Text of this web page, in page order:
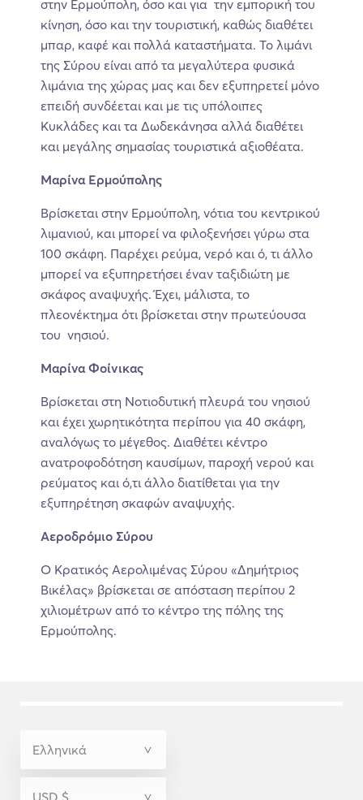
στην Ερμούπολη, όσο και για την εμπορική του
κίνηση, όσο και την τουριστική, καθώς διαθέτει
μπαρ, καφέ και πολλά καταστήματα. Το λιμάνι
της Σύρου είναι από τα μεγαλύτερα φυσικά
λιμάνια της χώρας μας και δεν εξυπηρετεί μόνο
επειδή συνδέεται και με τις υπόλοιπες
Κυκλάδες και τα Δωδεκάνησα αλλά διαθέτει
και μεγάλης σημασίας τουριστικά αξιοθέατα.
Μαρίνα Ερμούπολης
Βρίσκεται στην Ερμούπολη, νότια του κεντρικού
λιμανιού, και μπορεί να φιλοξενήσει γύρω στα
100 σκάφη. Παρέχει ρεύμα, νερό και ό, τι άλλο
μπορεί να εξυπηρετήσει έναν ταξιδιώτη με
σκάφος αναψυχής. Έχει, μάλιστα, το
πλεονέκτημα ότι βρίσκεται στην πρωτεύουσα
του νησιού.
Μαρίνα Φοίνικας
Βρίσκεται στη Νοτιοδυτική πλευρά του νησιού
και έχει χωρητικότητα περίπου για 40 σκάφη,
αναλόγως το μέγεθος. Διαθέτει κέντρο
ανατροφοδότηση καυσίμων, παροχή νερού και
ρεύματος και ό,τι άλλο διατίθεται για την
εξυπηρέτηση σκαφών αναψυχής.
Αεροδρόμιο Σύρου
Ο Κρατικός Αερολιμένας Σύρου «Δημήτριος
Βικέλας» βρίσκεται σε απόσταση περίπου 2
χιλιομέτρων από το κέντρο της πόλης της
Ερμούπολης.